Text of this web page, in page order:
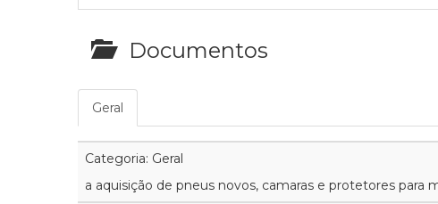
Documentos
Geral
Categoria: Geral
a aquisição de pneus novos, camaras e protetores